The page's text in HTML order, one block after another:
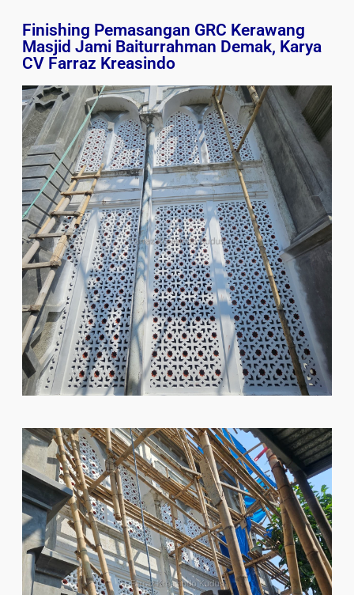
Finishing Pemasangan GRC Kerawang
Masjid Jami Baiturrahman Demak, Karya
CV Farraz Kreasindo